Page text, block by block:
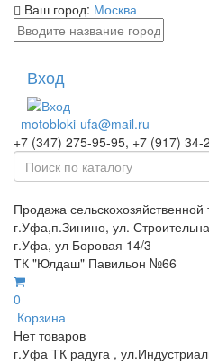
Ваш город: Москва
Вход
motobloki-ufa@mail.ru
+7 (347) 275-95-95, +7 (917)
Продажа сельскохозяйственной
г.Уфа,п.Зинино, ул.
г.Уфа, ул Боровая 14/3
ТК "Юлдаш" Павильон №66
0
Корзина
Нет товаров
г.Уфа ТК радуга ,